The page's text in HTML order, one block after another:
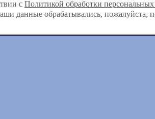
с Политикой обработки
данные обрабатывались, пожалуйста,